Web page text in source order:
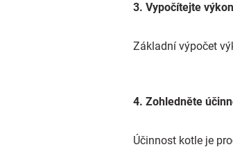
3. Vypočítejte
Základní výpočet
4. Zohledněte
Účinnost kotle je